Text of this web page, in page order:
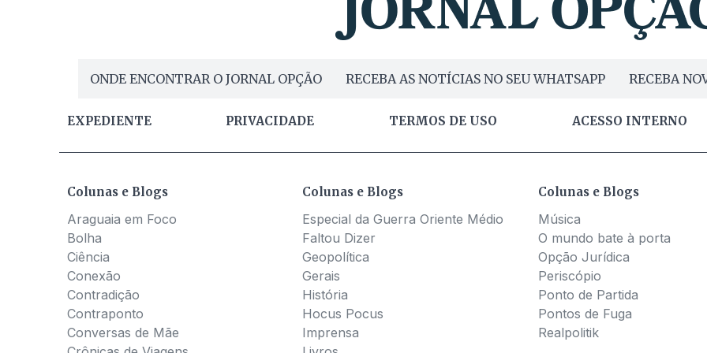
ONDE ENCONTRAR O JORNAL OPÇÃO RECEBA AS NOTÍCIAS NO SEU WHATSAPP RECEBA
EXPEDIENTE PRIVACIDADE TERMOS DE USO ACESSO INTERNO
Colunas e Blogs
Araguaia em Foco
Bolha
Ciência
Conexão
Contradição
Contraponto
Conversas de Mãe
Colunas e Blogs
Especial da Guerra Oriente Médio
Faltou Dizer
Geopolítica
Gerais
História
Hocus Pocus
Imprensa
Colunas e Blogs
Música
O mundo bate à porta
Opção Jurídica
Periscópio
Ponto de Partida
Pontos de Fuga
Realpolitik